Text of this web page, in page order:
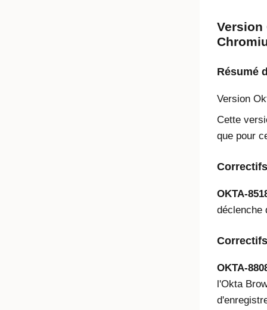
Version
Résumé
Version
Cette
que pour
OKTA-
déclenche
OKTA-
l'Okta